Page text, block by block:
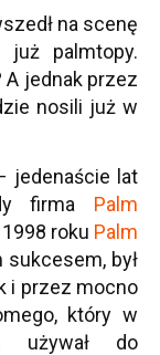
na scenę
już palmtopy.
A jednak przez
nosili już w
jedenaście lat
firma Palm
1998 roku Palm
był
i przez mocno
który w
używał do